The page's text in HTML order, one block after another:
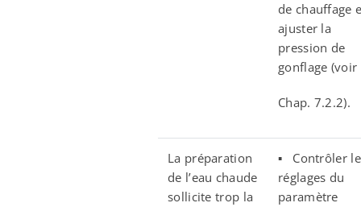
de chauffage
ajuster la
pression de
gonflage (voir
Chap. 7.2.2).
La préparation
de l’eau chaude
sollicite trop la
▪ Contrôler
réglages du
paramètre